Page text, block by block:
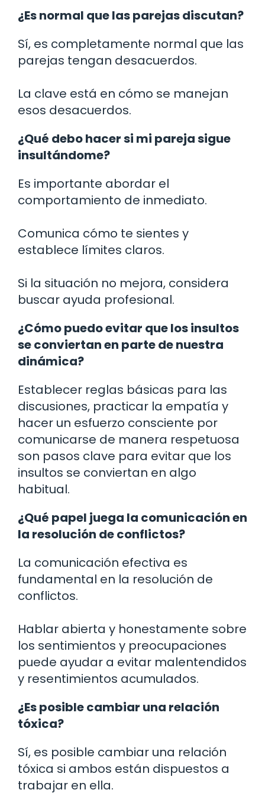
¿Es normal que las parejas discutan?
Sí, es completamente normal que las
parejas tengan desacuerdos.
La clave está en cómo se manejan
esos desacuerdos.
¿Qué debo hacer si mi pareja sigue
insultándome?
Es importante abordar el
comportamiento de inmediato.
Comunica cómo te sientes y
establece límites claros.
Si la situación no mejora, considera
buscar ayuda profesional.
¿Cómo puedo evitar que los insultos
se conviertan en parte de nuestra
dinámica?
Establecer reglas básicas para las
discusiones, practicar la empatía y
hacer un esfuerzo consciente por
comunicarse de manera respetuosa
son pasos clave para evitar que los
insultos se conviertan en algo
habitual.
¿Qué papel juega la comunicación en
la resolución de conflictos?
La comunicación efectiva es
fundamental en la resolución de
conflictos.
Hablar abierta y honestamente sobre
los sentimientos y preocupaciones
puede ayudar a evitar malentendidos
y resentimientos acumulados.
¿Es posible cambiar una relación
tóxica?
Sí, es posible cambiar una relación
tóxica si ambos están dispuestos a
trabajar en ella.